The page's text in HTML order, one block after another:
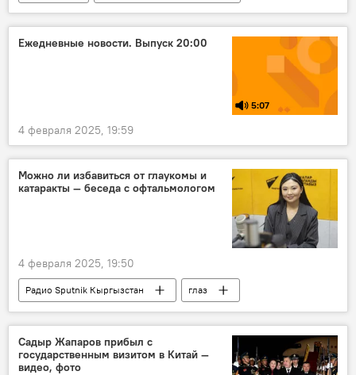
армия
вооружение
ракеты
военная мощь
Колумнисты
Ежедневные новости. Выпуск 20:00
5:07
4 февраля 2025, 19:59
Можно ли избавиться от глаукомы и
катаракты — беседа с офтальмологом
4 февраля 2025, 19:50
Радио Sputnik Кыргызстан
глаз
операция
заболевание
лечение
офтальмолог
Кыргызстан
Айжана Алибиева
Особый акцент
Садыр Жапаров прибыл с
государственным визитом в Китай —
видео, фото